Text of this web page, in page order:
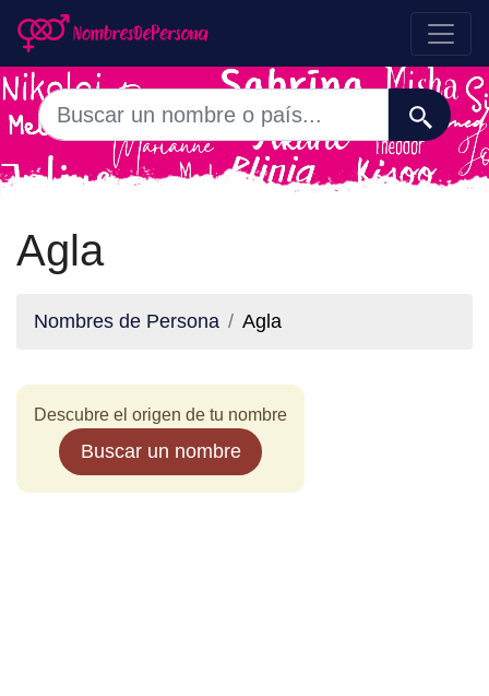
Agla
Nombres de Persona Agla
Descubre el origen de tu nombre
Buscar un nombre